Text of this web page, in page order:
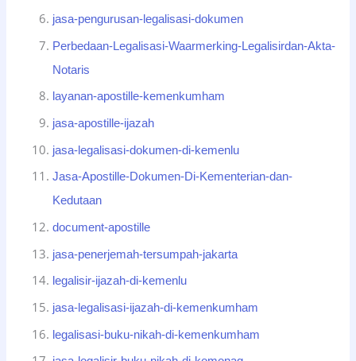
jasa-pengurusan-legalisasi-dokumen
Perbedaan-Legalisasi-Waarmerking-Legalisirdan-Akta-
Notaris
layanan-apostille-kemenkumham
jasa-apostille-ijazah
jasa-legalisasi-dokumen-di-kemenlu
Jasa-Apostille-Dokumen-Di-Kementerian-dan-
Kedutaan
document-apostille
jasa-penerjemah-tersumpah-jakarta
legalisir-ijazah-di-kemenlu
jasa-legalisasi-ijazah-di-kemenkumham
legalisasi-buku-nikah-di-kemenkumham